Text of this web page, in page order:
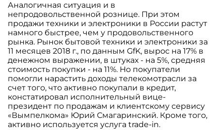
Аналогичная ситуация и в
непродовольственной рознице. При этом
продажи техники и электроники в России растут
намного быстрее, чем у продовольственного
рынка. Рынок бытовой техники и электроники за
11 месяцев 2018 г., по данным GfK, вырос на 17% в
денежном выражении, в штуках - на 5%, средняя
стоимость покупки - на 11%. Но покупатели
помогли нарастить доходы телекомотрасли за
счет того, что активно покупали в кредит,
констатировал исполнительный вице-
президент по продажам и клиентскому сервису
«Вымпелкома» Юрий Смагаринский. Кроме того,
активно используется услуга trade-in.